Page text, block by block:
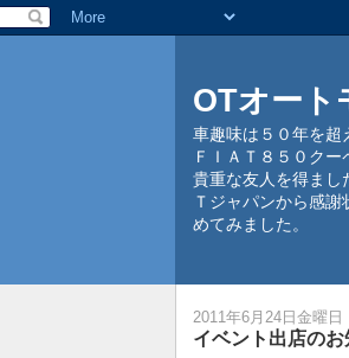
OTオート
車趣味は５０年を超
ＦＩＡＴ８５０ク
貴重な友人を得まし
Ｔジャパンから感
めてみました。
2011年6月24日金曜日
イベント出店の